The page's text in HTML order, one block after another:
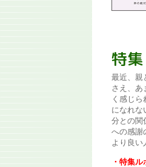
特
最近、親
さえ、あ
く感じ
になれな
分との関
への感謝
より良い
・特集ル